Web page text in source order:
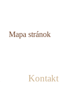
Mapa stránok
Kontakt